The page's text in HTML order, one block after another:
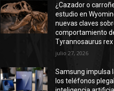
¿Cazador o
estudio en
nuevas claves
comportamiento
Tyrannosaurus rex
julio 27, 2026
Samsung impulsa
los teléfonos